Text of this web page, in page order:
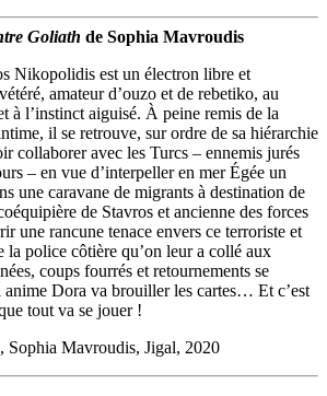
Goliath de Sophia Mavroudis
Nikopolidis est un électron libre et
amateur d’ouzo et de rebetiko, au
à l’instinct aiguisé. À peine remis de la
il se retrouve, sur ordre de sa hiérarchie
collaborer avec les Turcs – ennemis jurés
– en vue d’interpeller en mer Égée un
une caravane de migrants à destination de
de Stavros et ancienne des forces
une rancune tenace envers ce terroriste et
la police côtière qu’on leur a collé aux
coups fourrés et retournements se
anime Dora va brouiller les cartes… Et c’est
tout va se jouer !
, Sophia Mavroudis, Jigal, 2020